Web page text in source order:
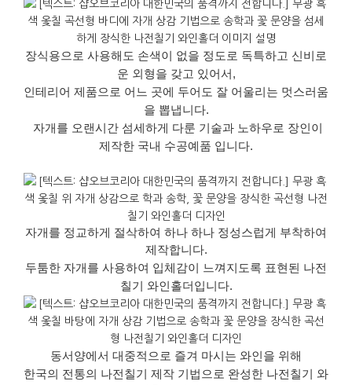
장식용으로 사용해도 손색이 없을 정도로 독특하고 신비로
운 외형을 갖고 있어서,
인테리어 제품으로 어느 곳에 두어도 잘 어울리는 멋스러움
을 뽑냅니다.
자개를 오랜시간 섬세하게 다룬 기술과 노하우로 장인이
제작한 국내 수공예품 입니다.
자개를 정교하게 절삭하여 하나 하나 정성스럽게 부착하여
제작합니다.
두툼한 자개를 사용하여 입체감이 느껴지도록 표현된 나전
칠기 와인홀더입니다.
동서양에서 대중적으로 즐겨 마시는 와인을 위해
한국의 전통의 나전칠기 제작 기법으로 완성한 나전칠기 와